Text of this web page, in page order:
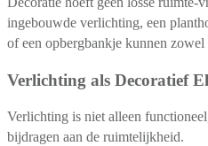
ingebouwde verlichting, een
of een opbergbankje kunnen
Verlichting als Decoratief
Verlichting is niet alleen
bijdragen aan de ruimtelijkheid.